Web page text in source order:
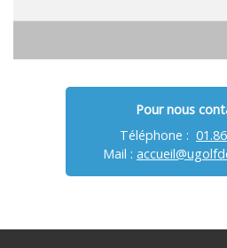
Pour nous
Téléphone :
Mail :